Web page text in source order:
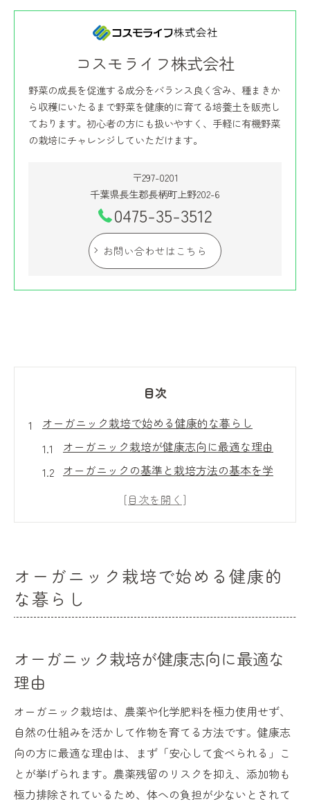
コスモライフ株式会社
野菜の成長を促進する成分をバランス良く含み、種まきか
ら収穫にいたるまで野菜を健康的に育てる培養土を販売し
ております。初心者の方にも扱いやすく、手軽に有機野菜
の栽培にチャレンジしていただけます。
〒297-0201
千葉県長生郡長柄町上野202-6
0475-35-3512
お問い合わせはこちら
目次
オーガニック栽培で始める健康的な暮らし
オーガニック栽培が健康志向に最適な理由
オーガニックの基準と栽培方法の基本を学
オーガニック生活が環境に与えるよい影響
有機と無農薬の違いをやさしく解説
無農薬とオーガニックの意味を正しく理解
有機農業と無農薬栽培のメリットを知る
自然の力を活かすオーガニックの基本
オーガニック栽培で活躍する自然の仕組み
オーガニックの肥料や土作りの基本を解説
オーガニック栽培で始める健康的
な暮らし
オーガニック栽培が健康志向に最適な
理由
オーガニック栽培は、農薬や化学肥料を極力使用せず、
自然の仕組みを活かして作物を育てる方法です。健康志
向の方に最適な理由は、まず「安心して食べられる」こ
とが挙げられます。農薬残留のリスクを抑え、添加物も
極力排除されているため、体への負担が少ないとされて